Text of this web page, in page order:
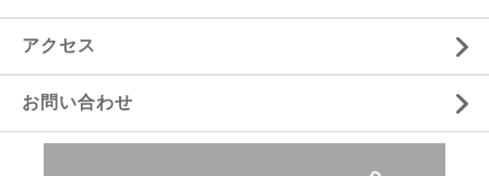
アクセス
お問い合わせ